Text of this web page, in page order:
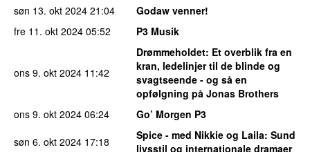
søn 13. okt 2024 21:04
Godaw venner!
fre 11. okt 2024 05:52 P3 Musik
ons 9. okt 2024 11:42
Drømmeholdet: Et overblik fra en
kran, ledelinjer til de blinde og
svagtseende - og så en
opfølgning på Jonas Brothers
ons 9. okt 2024 06:24
Go’ Morgen P3
søn 6. okt 2024 17:18 Spice - med Nikkie og Laila: Sund
livsstil og internationale dramaer